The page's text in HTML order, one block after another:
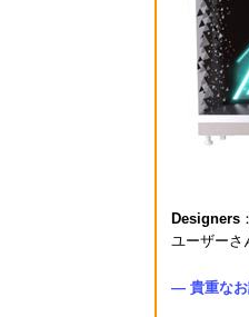
Designers
ユーザーさ
― 貴重なお